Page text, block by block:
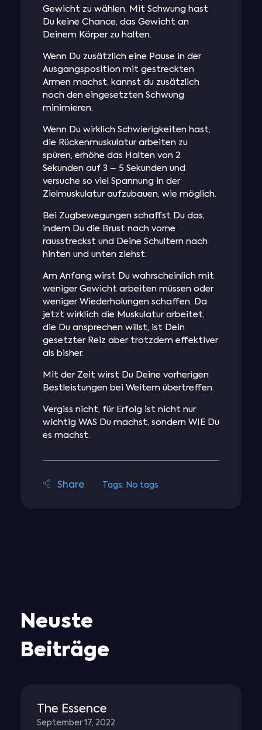
Gewicht zu wählen. Mit Schwung hast
Du keine Chance, das Gewicht an
Deinem Körper zu halten.
Wenn Du zusätzlich eine Pause in der
Ausgangsposition mit gestreckten
Armen machst, kannst du zusätzlich
noch den eingesetzten Schwung
minimieren.
Wenn Du wirklich Schwierigkeiten hast,
die Rückenmuskulatur arbeiten zu
spüren, erhöhe das Halten von 2
Sekunden auf 3 – 5 Sekunden und
versuche so viel Spannung in der
Zielmuskulatur aufzubauen, wie möglich.
Bei Zugbewegungen schaffst Du das,
indem Du die Brust nach vorne
rausstreckst und Deine Schultern nach
hinten und unten ziehst.
Am Anfang wirst Du wahrscheinlich mit
weniger Gewicht arbeiten müssen oder
weniger Wiederholungen schaffen. Da
jetzt wirklich die Muskulatur arbeitet,
die Du ansprechen willst, ist Dein
gesetzter Reiz aber trotzdem effektiver
als bisher.
Mit der Zeit wirst Du Deine vorherigen
Bestleistungen bei Weitem übertreffen.
Vergiss nicht, für Erfolg ist nicht nur
wichtig WAS Du machst, sondern WIE Du
es machst.
Tags: No tags
Neuste
Beiträge
The Essence
September 17, 2022